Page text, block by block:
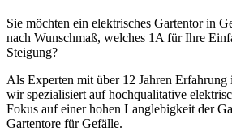
Sie möchten ein elektrisches Gartentor in
nach Wunschmaß, welches 1A für Ihre
Steigung?
Als Experten mit über 12 Jahren
wir spezialisiert auf hochqualitative
Fokus auf einer hohen Langlebigkeit der
Gartentore für Gefälle.